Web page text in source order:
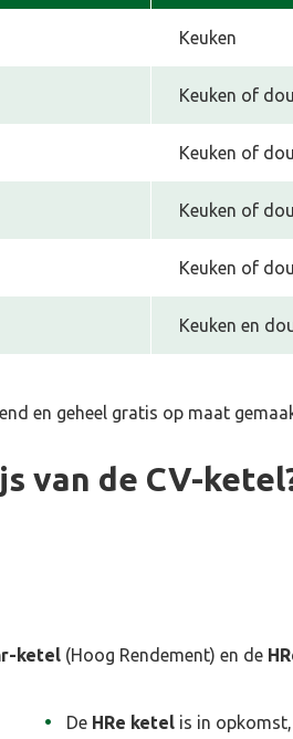
Keuken
Keuken of
Keuken of
Keuken of
Keuken of
Keuken en
en geheel gratis op maat
van de CV-
ketel (Hoog Rendement) en de
De HRe ketelis in opkomst,